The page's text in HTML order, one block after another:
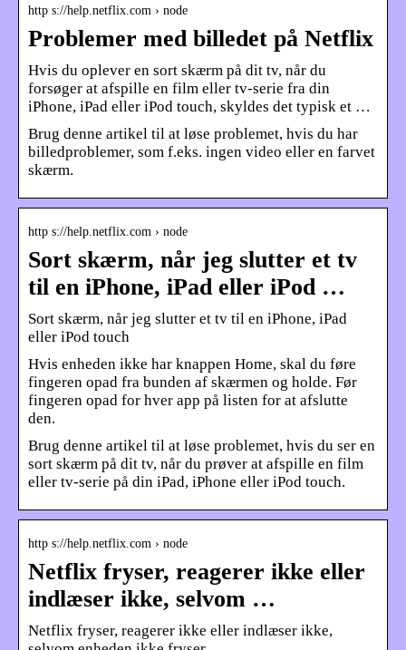
http s://help.netflix.com › node
Problemer med billedet på Netflix
Hvis du oplever en sort skærm på dit tv, når du
forsøger at afspille en film eller tv-serie fra din
iPhone, iPad eller iPod touch, skyldes det typisk et …
Brug denne artikel til at løse problemet, hvis du har
billedproblemer, som f.eks. ingen video eller en farvet
skærm.
http s://help.netflix.com › node
Sort skærm, når jeg slutter et tv
til en iPhone, iPad eller iPod …
Sort skærm, når jeg slutter et tv til en iPhone, iPad
eller iPod touch
Hvis enheden ikke har knappen Home, skal du føre
fingeren opad fra bunden af skærmen og holde. Før
fingeren opad for hver app på listen for at afslutte
den.
Brug denne artikel til at løse problemet, hvis du ser en
sort skærm på dit tv, når du prøver at afspille en film
eller tv-serie på din iPad, iPhone eller iPod touch.
http s://help.netflix.com › node
Netflix fryser, reagerer ikke eller
indlæser ikke, selvom …
Netflix fryser, reagerer ikke eller indlæser ikke,